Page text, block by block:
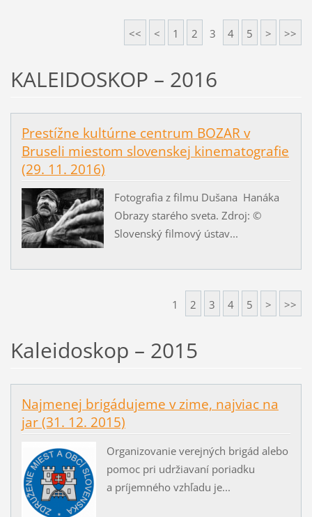
<< < 1 2 3 4 5 > >>
KALEIDOSKOP – 2016
Prestížne kultúrne centrum BOZAR v
Bruseli miestom slovenskej kinematografie
(29. 11. 2016)
Fotografia z filmu Dušana Hanáka
Obrazy starého sveta. Zdroj: ©
Slovenský filmový ústav...
1 2 3 4 5 > >>
Kaleidoskop – 2015
Najmenej brigádujeme v zime, najviac na
jar (31. 12. 2015)
Organizovanie verejných brigád alebo
pomoc pri udržiavaní poriadku
a príjemného vzhľadu je...